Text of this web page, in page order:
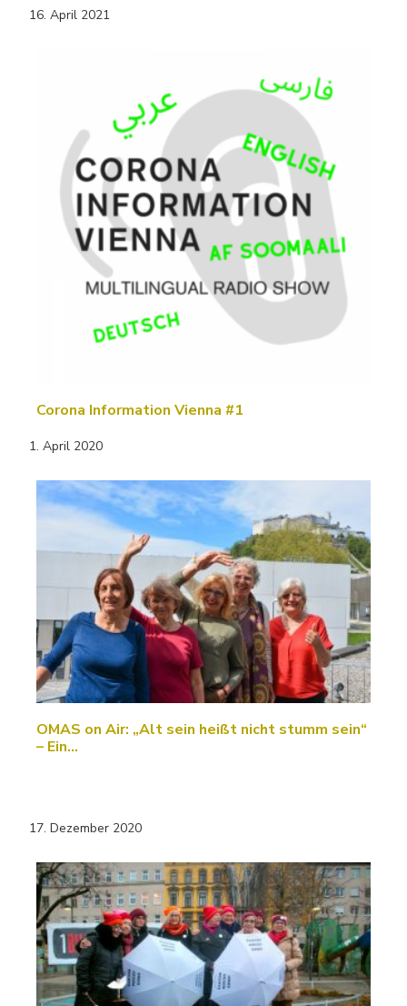
16. April 2021
Corona Information Vienna #1
1. April 2020
OMAS on Air: „Alt sein heißt nicht stumm sein“
– Ein…
17. Dezember 2020